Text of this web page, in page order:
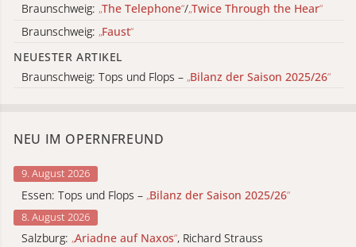
Braunschweig: „The Telephone“/„Twice Through the Hear“
Braunschweig: „Faust“
NEUESTER ARTIKEL
Braunschweig: Tops und Flops – „Bilanz der Saison 2025/26“
NEU IM OPERNFREUND
9. August 2026
Essen: Tops und Flops – „Bilanz der Saison 2025/26“
8. August 2026
Salzburg: „Ariadne auf Naxos“, Richard Strauss